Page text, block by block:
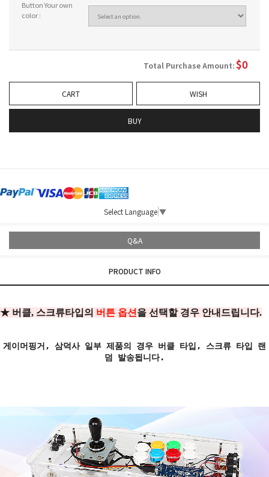
Button Your own
color :
Total Purchase Amount:$0
CART WISH
BUY
Select Language ▼
Q&A
PRODUCT INFO
★ 버클, 스크류타입의 버튼 옵션 을 선택할 경우 안내드립니다.
게이머핑거, 삼덕사 일부 제품의 경우 버클 타입, 스크류 타입 랜
덤 발송됩니다.